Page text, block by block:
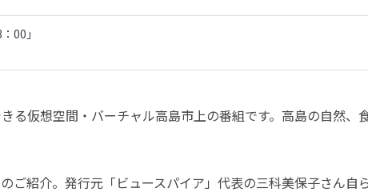
00」
仮想空間・バーチャル高島市上の番組です。高島の自然、
紹介。発行元「ビュースパイア」代表の三科美保子さん自ら